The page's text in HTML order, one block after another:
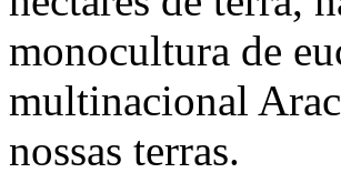
monocultura de
multinacional
nossas terras.